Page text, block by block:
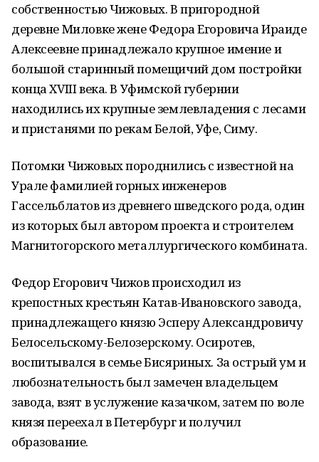
собственностью Чижовых. В пригородной
деревне Миловке жене Федора Егоровича Ираиде
Алексеевне принадлежало крупное имение и
большой старинный помещичий дом постройки
конца XVIII века. В Уфимской губернии
находились их крупные землевладения с лесами
и пристанями по рекам Белой, Уфе, Симу.
Потомки Чижовых породнились с известной на
Урале фамилией горных инженеров
Гассельблатов из древнего шведского рода, один
из которых был автором проекта и строителем
Магнитогорского металлургического комбината.
Федор Егорович Чижов происходил из
крепостных крестьян Катав-Ивановского завода,
принадлежащего князю Эсперу Александровичу
Белосельскому-Белозерскому. Осиротев,
воспитывался в семье Бисяриных. За острый ум и
любознательность был замечен владельцем
завода, взят в услужение казачком, затем по воле
князя переехал в Петербург и получил
образование.